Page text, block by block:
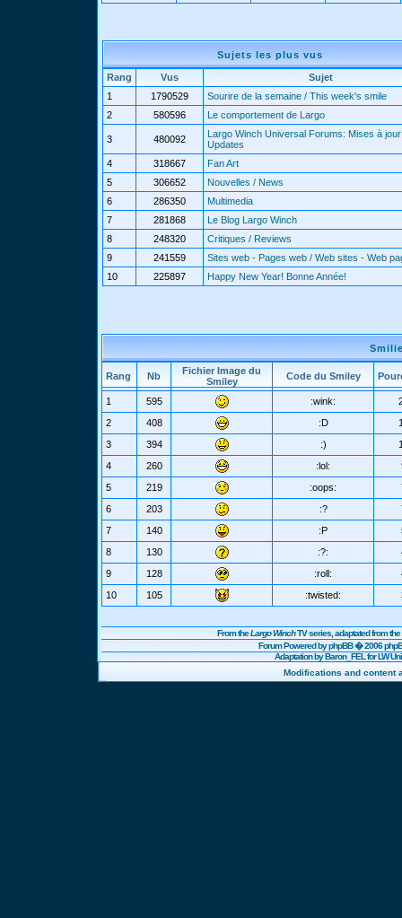
Sujets les plus vus
Rang Vus
Sujet
1
1790529
Sourire de la semaine / This week's smile
2
580596 Le comportement de Largo
3 480092
Largo Winch Universal Forums: Mises à
Updates
4
318667
Fan Art
5
306652
Nouvelles / News
6
286350
Multimedia
7
281868
Le Blog Largo Winch
8
248320
Critiques / Reviews
9
241559
Sites web - Pages web / Web sites - Web
10
225897 Happy New Year! Bonne Année!
Rang Nb
Fichier Image du
Smiley
Code du Smiley
1 595 :wink:
2
408 :D
3
394 :)
4
260 :lol:
5
219 :oops:
6
203 :?
7
140 :P
8
130 :?:
9
128 :roll:
10
105 :twisted:
From theLargo WinchTV series, adaptated from
Forum Powered byphpBB� 2006
Adaptation by Baron_FEL for LW
Modifications and content